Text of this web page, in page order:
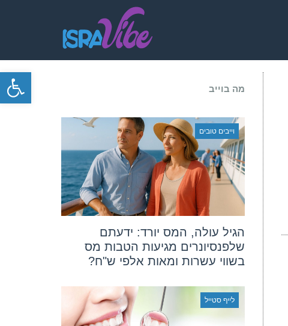
מה בוייב
וייבים טובים
הגיל עולה, המס יורד: ידעתם
שלפנסיונרים מגיעות הטבות מס
בשווי עשרות ומאות אלפי ש"ח?
לייף סטייל
פתח